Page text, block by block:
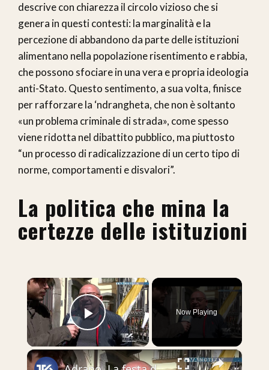
descrive con chiarezza il circolo vizioso che si
genera in questi contesti: la marginalità e la
percezione di abbandono da parte delle istituzioni
alimentano nella popolazione risentimento e rabbia,
che possono sfociare in una vera e propria ideologia
anti-Stato. Questo sentimento, a sua volta, finisce
per rafforzare la ‘ndrangheta, che non è soltanto
«un problema criminale di strada», come spesso
viene ridotta nel dibattito pubblico, ma piuttosto
“un processo di radicalizzazione di un certo tipo di
norme, comportamenti e disvalori”.
La politica che mina la
certezze delle istituzioni
×
Play Video
Now Playing
×